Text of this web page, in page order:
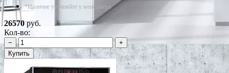
*Наличие уточняйте у менеджера
26570руб.
Кол-во:
−
+
Купить